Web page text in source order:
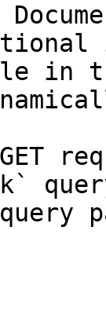
in
GET